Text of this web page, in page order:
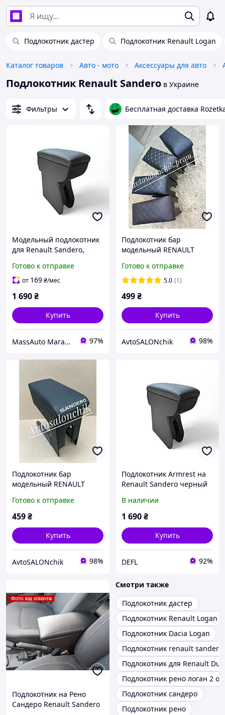
Подлокотник дастер Подлокотник Renault Logan
Каталог товаров Авто - мото Аксессуары для авто
Подлокотник Renault Sandero в Украине
Фильтры Бесплатная доставка
Модельный подлокотник
для Renault Sandero,
Готово к отправке
от 169₴/мес
1 690₴
Купить
MassAuto Магазин автоаксесуарів 97%
Подлокотник бар
модельный RENAULT
лентами
Готово к отправке
5.0 (1)
499₴
Купить
AvtoSALONchik 98%
Подлокотник бар
модельный RENAULT
черный с логотипом
Готово к отправке
459₴
Купить
AvtoSALONchik 98%
Подлокотник Armrest на
Renault Sandero черный
В наличии
1 690₴
Купить
DEFL 92%
Подлокотник на Рено
Сандеро Renault Sandero
Смотри также
Подлокотник дастер
Подлокотник Renault Logan
Подлокотник Dacia Logan
Подлокотник renault
Подлокотник для Renault
Подлокотник рено логан 2
Подлокотник сандеро
Подлокотник рено